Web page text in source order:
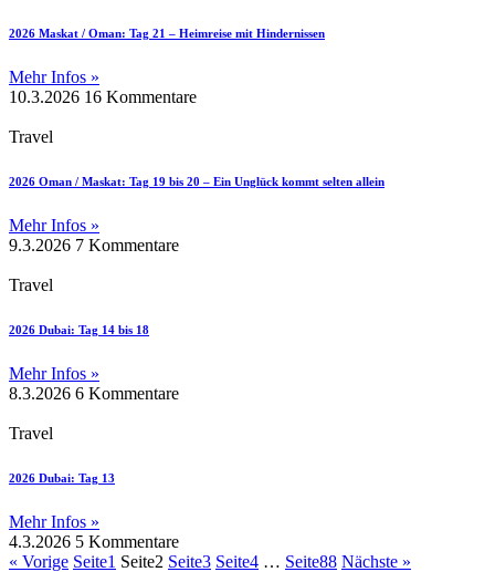
2026 Maskat / Oman: Tag 21 – Heimreise mit Hindernissen
Mehr Infos »
10.3.2026 16 Kommentare
Travel
2026 Oman / Maskat: Tag 19 bis 20 – Ein Unglück kommt selten allein
Mehr Infos »
9.3.2026 7 Kommentare
Travel
2026 Dubai: Tag 14 bis 18
Mehr Infos »
8.3.2026 6 Kommentare
Travel
2026 Dubai: Tag 13
Mehr Infos »
4.3.2026 5 Kommentare
« Vorige Seite1 Seite2 Seite3 Seite4 … Seite88 Nächste »